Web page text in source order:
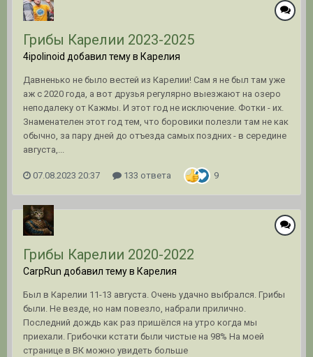
Грибы Карелии 2023-2025
4ipolinoid добавил тему в Карелия
Давненько не было вестей из Карелии! Сам я не был там уже
аж с 2020 года, а вот друзья регулярно выезжают на озеро
неподалеку от Кажмы. И этот год не исключение. Фотки - их.
Знаменателен этот год тем, что боровики полезли там не как
обычно, за пару дней до отъезда самых поздних - в середине
августа,...
07.08.2023 20:37 133 ответа 9
Грибы Карелии 2020-2022
CarpRun добавил тему в Карелия
Был в Карелии 11-13 августа. Очень удачно выбрался. Грибы
были. Не везде, но нам повезло, набрали прилично.
Последний дождь как раз пришёлся на утро когда мы
приехали. Грибочки кстати были чистые на 98% На моей
странице в ВК можно увидеть больше